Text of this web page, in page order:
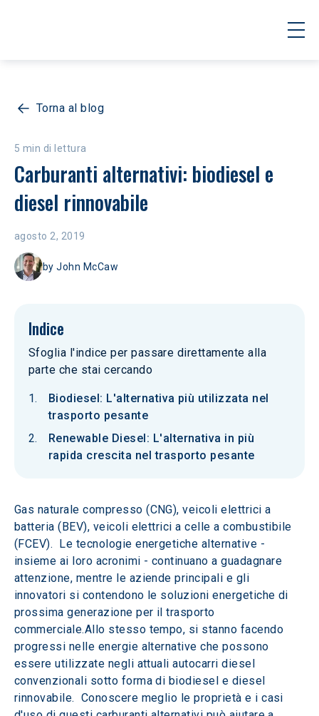
Torna al blog
5 min di lettura
Carburanti alternativi: biodiesel e
diesel rinnovabile
agosto 2, 2019
byJohn McCaw
Indice
Sfoglia l'indice per passare direttamente alla
parte che stai cercando
Biodiesel: L'alternativa più utilizzata nel
trasporto pesante
Renewable Diesel: L'alternativa in più
rapida crescita nel trasporto pesante
Gas naturale compresso (CNG), veicoli elettrici a
batteria (BEV), veicoli elettrici a celle a combustibile
(FCEV).  Le tecnologie energetiche alternative -
insieme ai loro acronimi - continuano a guadagnare
attenzione, mentre le aziende principali e gli
innovatori si contendono le soluzioni energetiche di
prossima generazione per il trasporto
commerciale.Allo stesso tempo, si stanno facendo
progressi nelle energie alternative che possono
essere utilizzate negli attuali autocarri diesel
convenzionali sotto forma di biodiesel e diesel
rinnovabile.  Conoscere meglio le proprietà e i casi